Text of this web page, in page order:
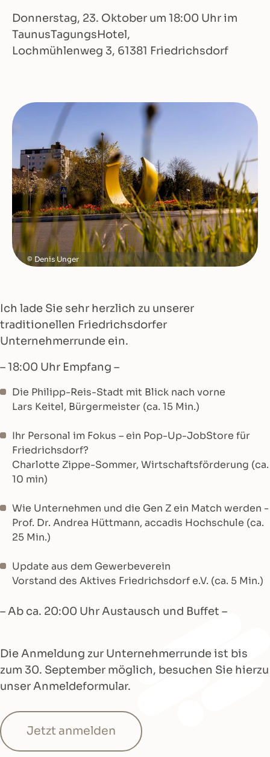
Donnerstag, 23. Oktober um 18:00 Uhr im
TaunusTagungsHotel,
Lochmühlenweg 3, 61381 Friedrichsdorf
Denis Unger
Ich lade Sie sehr herzlich zu unserer
traditionellen Friedrichsdorfer
Unternehmerrunde ein.
– 18:00 Uhr Empfang –
Die Philipp-Reis-Stadt mit Blick nach vorne
Lars Keitel, Bürgermeister (ca. 15 Min.)
Ihr Personal im Fokus – ein Pop-Up-JobStore für
Friedrichsdorf?
Charlotte Zippe-Sommer, Wirtschaftsförderung (ca.
10 min)
Wie Unternehmen und die Gen Z ein Match werden -
Prof. Dr. Andrea Hüttmann, accadis Hochschule (ca.
25 Min.)
Update aus dem Gewerbeverein
Vorstand des Aktives Friedrichsdorf e.V. (ca. 5 Min.)
– Ab ca. 20:00 Uhr Austausch und Buffet –
Die Anmeldung zur Unternehmerrunde ist bis
zum 30. September möglich, besuchen Sie hierzu
unser Anmeldeformular.
Jetzt anmelden